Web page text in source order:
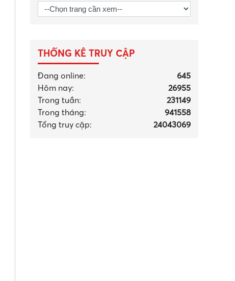
THỐNG KÊ TRUY CẬP
Đang online:
645
Hôm nay:
26955
Trong tuần:
231149
Trong tháng:
941558
Tổng truy cập:
24043069